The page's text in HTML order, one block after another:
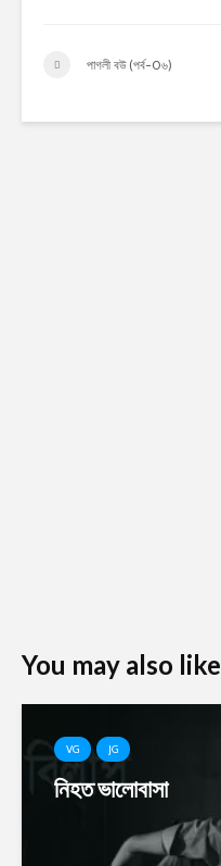
পাগলী বউ (পর্ব-0৬)
You may also like
VG JG
নিহত ভালোবাসা